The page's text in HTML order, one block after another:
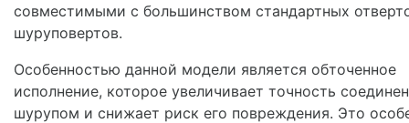
совместимыми с большинством стандартных
шуруповертов.
Особенностью данной модели является обточенное
исполнение, которое увеличивает точность
шурупом и снижает риск его повреждения. Это